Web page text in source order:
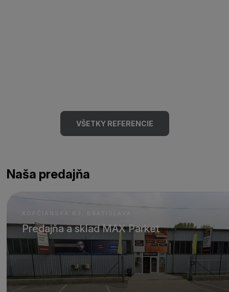
VŠETKY REFERENCIE
Naša predajňa
KOPČIANSKA 63, BRATISLAVA
Predajňa a sklad MAX Parket